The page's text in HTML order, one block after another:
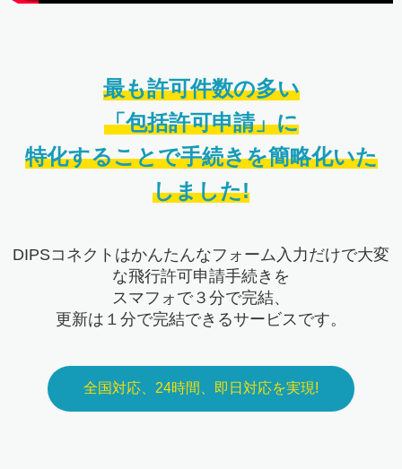
最も許可件数の多い
「包括許可申請」に
特化することで手続きを簡略化いた
しました!
DIPSコネクトはかんたんなフォーム入力だけで大変
な飛行許可申請手続きを
スマフォで３分で完結、
更新は１分で完結できるサービスです。
全国対応、24時間、即日対応を実現!